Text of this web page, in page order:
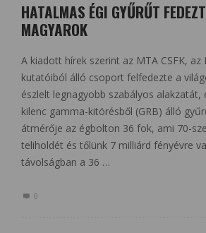
HATALMAS ÉGI GYŰRŰT
MAGYAROK
A kiadott hírek szerint az MTA CSFK, az
kutatóiból álló csoport felfedezte a
észlelt legnagyobb szabályos alakzatát,
kilenc gamma-kitörésből (GRB) álló
átmérője az égbolton 36 fok, ami 70-
teliholdét és tőlünk 7 milliárd fényévre
távolságban a 36 …
0